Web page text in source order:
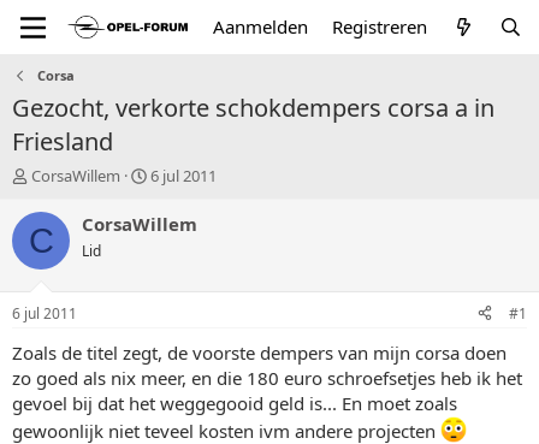
Aanmelden Registreren
Corsa
Gezocht, verkorte schokdempers corsa a in
Friesland
T
p
i
a
r
e
r
CorsaWillem
S
a
u
m
6 jul 2011
C CorsaWillem
Lid
6 jul 2011 #1
Zoals de titel zegt, de voorste dempers van mijn corsa doen
zo goed als nix meer, en die 180 euro schroefsetjes heb ik het
gevoel bij dat het weggegooid geld is... En moet zoals
gewoonlijk niet teveel kosten ivm andere projecten